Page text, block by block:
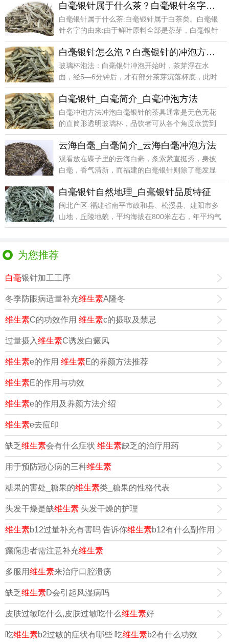
白毫银针属于什么茶？白毫银针名字的由来
白毫银针属于什么茶:白毫银针属于白茶类。白毫银
针名字的由来:由于鲜叶原料全部是茶芽，白毫银针
制成成品
白毫银针怎么泡？白毫银针的冲泡方法_玻璃杯泡法_盖碗泡法
玻璃杯泡法：白毫银针冲泡开始时，茶芽浮在水
面，经5—6分钟后，才有部分茶芽沉落杯底，此时
茶芽条条挺立
白毫银针_白毫简介_白毫冲泡方法
白毫冲泡方法冲泡白毫银针的茶具通常是无色无花
的直筒形透明玻璃杯，品饮者可从各个角度欣赏到
坏中茶的形色
云海白毫_白毫简介_云海白毫冲泡方法
观看放在碟子里的云海白毫，条索紧直挺秀，身披
白毫，香气清新，而福建的白毫银针则除了毫发显
露外，还略带
白毫银针自然地理_白毫银针品质特征
闽北产区-福建省南平市政和县、松溪县、建阳市多
山地，丘陵地貌，平均海拔在800米左右，年平均气
温16
为您推荐
白毫银针加工工序
冬季防眼病适量补充维生素A隆冬
维生素C的功效作用 维生素c的摄取及禁忌
过量摄入维生素C诱发白癜风
维生素e的作用 维生素E的养颜方法推荐
维生素E的作用与功效
维生素e的作用及养颜方法介绍
维生素e去痘印
缺乏维生素会有什么症状 维生素缺乏的治疗用药
用于预防冠心病的三种维生素
糖果的害处_糖果的维生素类_糖果的性格代表
头发干燥是缺维生素 头发干燥的护理
维生素b12过量补充有害吗 告诉你维生素b12有什么副作用
癫痫患者需注意补充维生素
多服用维生素来治疗口腔溃疡
缺乏维生素D会引起风湿病吗
皮肤过敏吃什么,皮肤过敏吃什么维生素好
吃维生素b2过敏的症状有哪些 吃维生素b2有什么功效